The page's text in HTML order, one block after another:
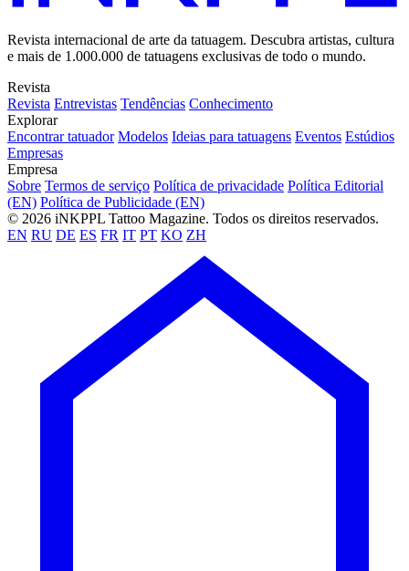
Revista internacional de arte da tatuagem. Descubra artistas, cultura
e mais de 1.000.000 de tatuagens exclusivas de todo o mundo.
Revista
Revista Entrevistas Tendências Conhecimento
Explorar
Encontrar tatuador Modelos Ideias para tatuagens Eventos Estúdios
Empresas
Empresa
Sobre Termos de serviço Política de privacidade Política Editorial
(EN) Política de Publicidade (EN)
© 2026 iNKPPL Tattoo Magazine. Todos os direitos reservados.
EN RU DE ES FR IT PT KO ZH